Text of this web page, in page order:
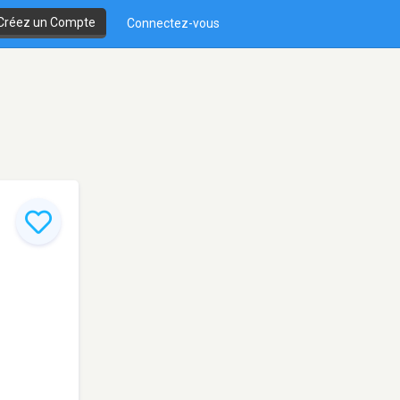
un Compte Connectez-vous